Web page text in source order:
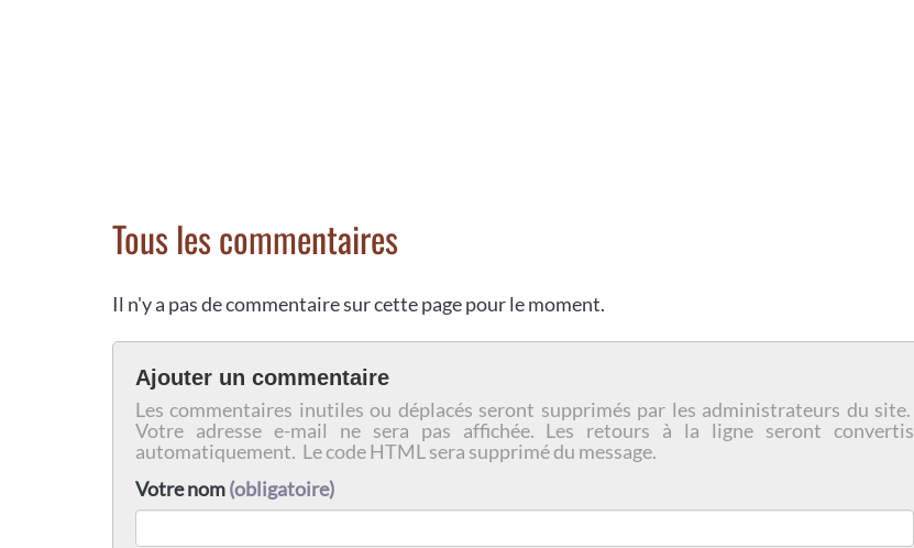
Tous les commentaires
Il n'y a pas de commentaire sur cette page pour le moment.
Ajouter un commentaire
Les commentaires inutiles ou déplacés seront supprimés par les administrateurs du site.
Votre adresse e-mail ne sera pas affichée. Les retours à la ligne seront convertis
automatiquement. Le code HTML sera supprimé du message.
Votre nom(obligatoire)